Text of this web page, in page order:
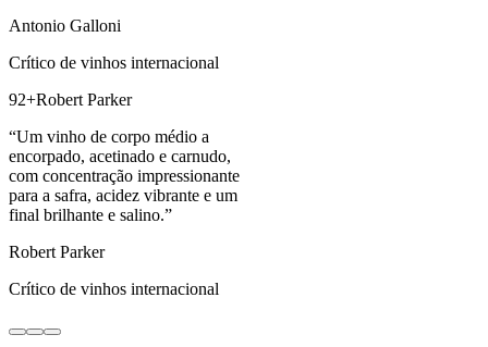
Antonio Galloni
Crítico de vinhos internacional
92+Robert Parker
“Um vinho de corpo médio a
encorpado, acetinado e carnudo,
com concentração impressionante
para a safra, acidez vibrante e um
final brilhante e salino.”
Robert Parker
Crítico de vinhos internacional